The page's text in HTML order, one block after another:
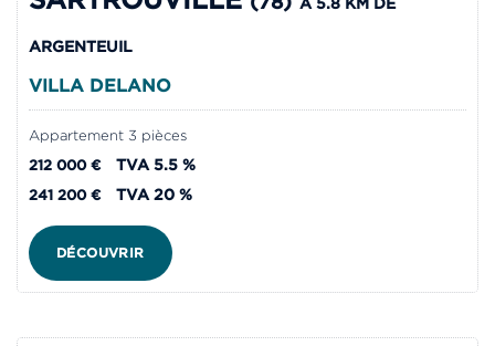
ARGENTEUIL
VILLA DELANO
Appartement 3 pièces
212 000 €
TVA 5.5 %
241 200 € TVA 20 %
DÉCOUVRIR